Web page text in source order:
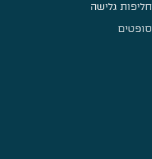
חליפות גלישה
סופטים